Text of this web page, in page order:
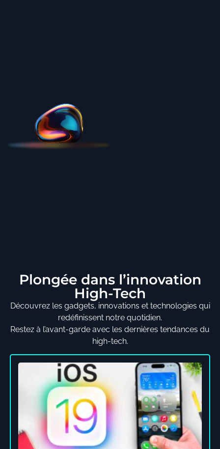
Plongée dans l’innovation
High-Tech
Découvrez les gadgets, innovations et technologies qui
redéfinissent notre quotidien.
Restez à l’avant-garde avec les dernières tendances du
high-tech.